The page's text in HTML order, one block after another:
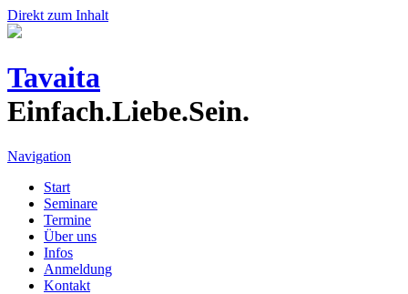
Direkt zum Inhalt
Tavaita
Einfach.Liebe.Sein.
Navigation
Start
Seminare
Termine
Über uns
Infos
Anmeldung
Kontakt